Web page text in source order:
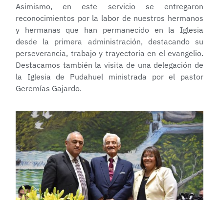
Asimismo, en este servicio se entregaron
reconocimientos por la labor de nuestros hermanos
y hermanas que han permanecido en la Iglesia
desde la primera administración, destacando su
perseverancia, trabajo y trayectoria en el evangelio.
Destacamos también la visita de una delegación de
la Iglesia de Pudahuel ministrada por el pastor
Geremías Gajardo.